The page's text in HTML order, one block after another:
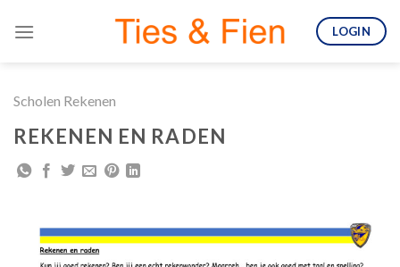
LOGIN
Scholen Rekenen
REKENEN EN RADEN